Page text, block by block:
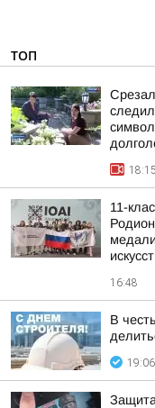
ТОП
18:15
11-
16:48
В
19:06